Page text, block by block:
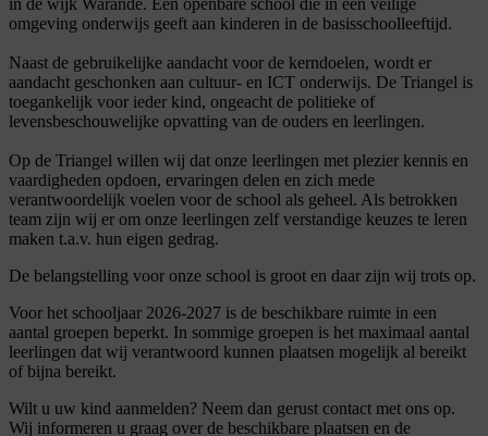
in de wijk Warande. Een openbare school die in een veilige
omgeving onderwijs geeft aan kinderen in de basisschoolleeftijd.
Naast de gebruikelijke aandacht voor de kerndoelen, wordt er
aandacht geschonken aan cultuur- en ICT onderwijs. De Triangel is
toegankelijk voor ieder kind, ongeacht de politieke of
levensbeschouwelijke opvatting van de ouders en leerlingen.
Op de Triangel willen wij dat onze leerlingen met plezier kennis en
vaardigheden opdoen, ervaringen delen en zich mede
verantwoordelijk voelen voor de school als geheel. Als betrokken
team zijn wij er om onze leerlingen zelf verstandige keuzes te leren
maken t.a.v. hun eigen gedrag.
De belangstelling voor onze school is groot en daar zijn wij trots op.
Voor het schooljaar 2026-2027 is de beschikbare ruimte in een
aantal groepen beperkt. In sommige groepen is het maximaal aantal
leerlingen dat wij verantwoord kunnen plaatsen mogelijk al bereikt
of bijna bereikt.
Wilt u uw kind aanmelden? Neem dan gerust contact met ons op.
Wij informeren u graag over de beschikbare plaatsen en de